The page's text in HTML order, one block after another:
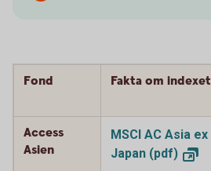
Fond Fakta om indexet
Access
Asien
MSCI AC Asia ex
Japan (pdf)